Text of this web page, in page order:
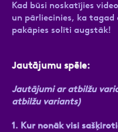
Kad būsi noskatījies
un pārliecinies, ka tagad
pakāpies solīti augstāk!
Jautājumu spēle:
Jautājumi ar atbilžu
atbilžu variants)
1. Kur nonāk visi